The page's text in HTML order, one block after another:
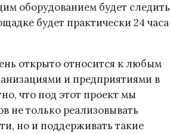
оборудованием будет следить
будет практически 24 часа
открыто относится к любым
и предприятиями в
что под этот проект мы
не только реализовывать
но и поддерживать такие